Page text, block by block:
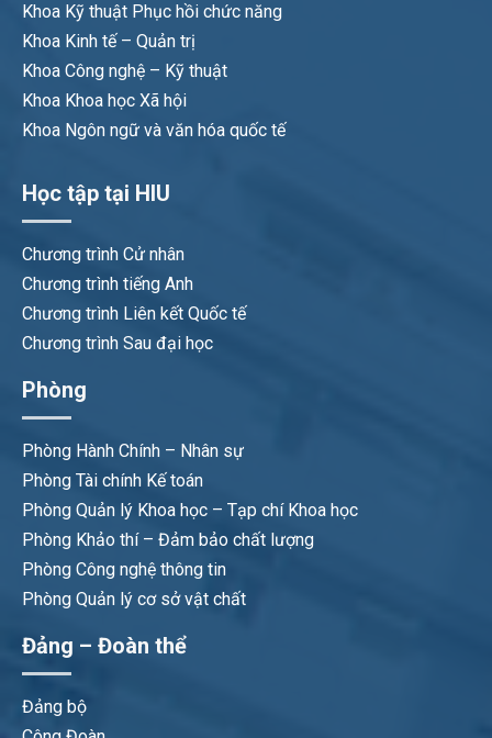
Khoa Kỹ thuật Phục hồi chức năng
Khoa Kinh tế – Quản trị
Khoa Công nghệ – Kỹ thuật
Khoa Khoa học Xã hội
Khoa Ngôn ngữ và văn hóa quốc tế
Học tập tại HIU
Chương trình Cử nhân
Chương trình tiếng Anh
Chương trình Liên kết Quốc tế
Chương trình Sau đại học
Phòng
Phòng Hành Chính – Nhân sự
Phòng Tài chính Kế toán
Phòng Quản lý Khoa học – Tạp chí Khoa học
Phòng Khảo thí – Đảm bảo chất lượng
Phòng Công nghệ thông tin
Phòng Quản lý cơ sở vật chất
Đảng – Đoàn thể
Đảng bộ